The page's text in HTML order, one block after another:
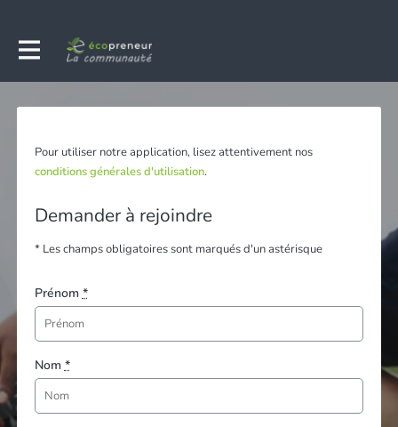
Pour utiliser notre application, lisez attentivement nos
conditions générales d'utilisation.
Demander à rejoindre
* Les champs obligatoires sont marqués d'un astérisque
Prénom *
Nom *